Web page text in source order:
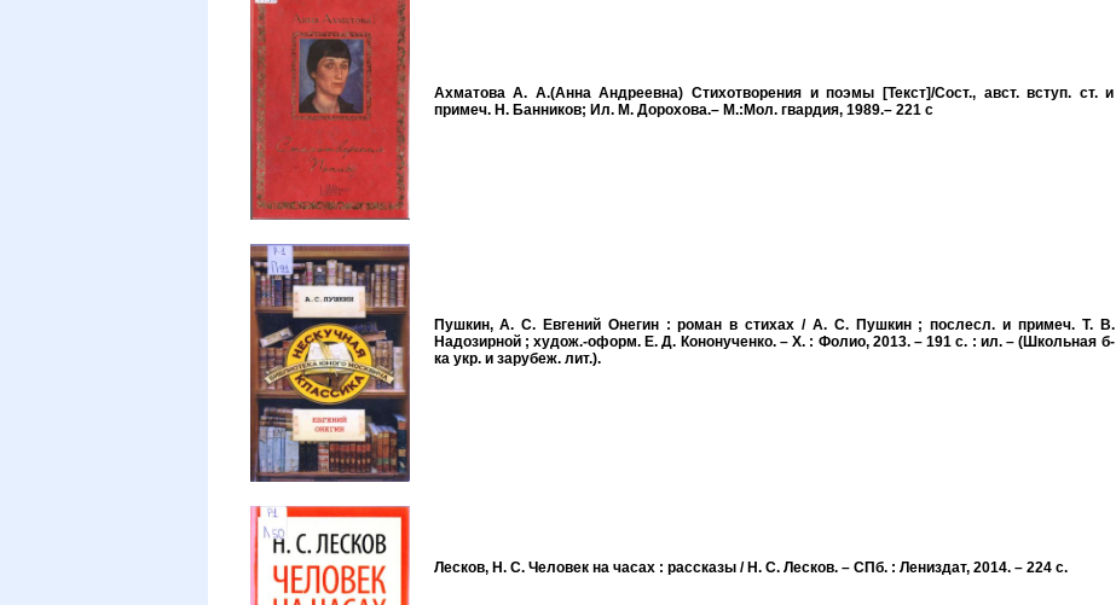
Ахматова А. А.(Анна Андреевна) Стихотворения и поэмы [Текст]/Сост., авст. вступ. ст. и
примеч. Н. Банников; Ил. М. Дорохова.– М.:Мол. гвардия, 1989.– 221 с
Пушкин, А. С. Евгений Онегин : роман в стихах / А. С. Пушкин ; послесл. и примеч. Т. В.
Надозирной ; худож.-оформ. Е. Д. Кононученко. – Х. : Фолио, 2013. – 191 c. : ил. – (Школьная б-
ка укр. и зарубеж. лит.).
Лесков, Н. С. Человек на часах : рассказы / Н. С. Лесков. – СПб. : Лениздат, 2014. – 224 с.